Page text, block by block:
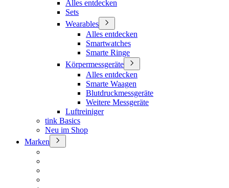
Alles entdecken
Sets
Wearables
Alles entdecken
Smartwatches
Smarte Ringe
Körpermessgeräte
Alles entdecken
Smarte Waagen
Blutdruckmessgeräte
Weitere Messgeräte
Luftreiniger
tink Basics
Neu im Shop
Marken